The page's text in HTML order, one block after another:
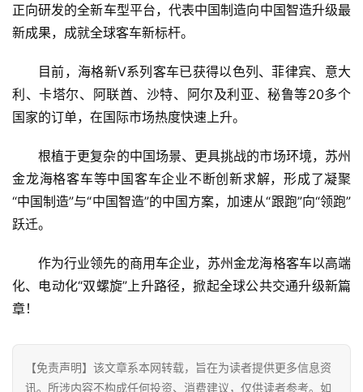
正向研发的全新车型平台，代表中国制造向中国智造升级最
新成果，成就全球客车新标杆。
目前，海格新V系列客车已获得以色列、菲律宾、意大
利、卡塔尔、阿联酋、沙特、阿尔及利亚、秘鲁等20多个
国家的订单，在国际市场热度快速上升。
根植于更复杂的中国场景、更具挑战的市场环境，苏州
金龙海格客车等中国客车企业不断创新求解，形成了凝聚
“中国制造”与“中国智造”的中国方案，加速从“跟跑”向“领跑”
跃迁。
作为行业领先的商用车企业，苏州金龙海格客车以高端
化、电动化“双螺旋”上升路径，掀起全球公共交通升级新篇
章！
【免责声明】该文章系本网转载，旨在为读者提供更多信息资
讯。所涉内容不构成任何投资、消费建议，仅供读者参考。如